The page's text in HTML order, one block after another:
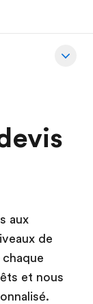
aux
de
et nous